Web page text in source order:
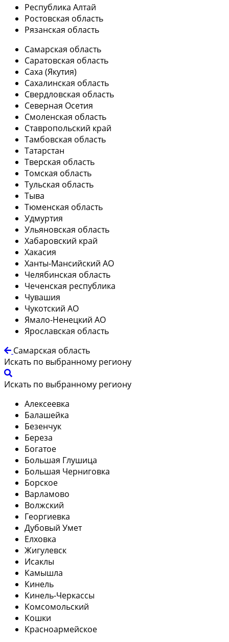
Республика Алтай
Ростовская область
Рязанская область
Самарская область
Саратовская область
Саха (Якутия)
Сахалинская область
Свердловская область
Северная Осетия
Смоленская область
Ставропольский край
Тамбовская область
Татарстан
Тверская область
Томская область
Тульская область
Тыва
Тюменская область
Удмуртия
Ульяновская область
Хабаровский край
Хакасия
Ханты-Мансийский АО
Челябинская область
Чеченская республика
Чувашия
Чукотский АО
Ямало-Ненецкий АО
Ярославская область
Самарская область
Искать по выбранному региону
Искать по выбранному региону
Алексеевка
Балашейка
Безенчук
Береза
Богатое
Большая Глушица
Большая Черниговка
Борское
Варламово
Волжский
Георгиевка
Дубовый Умет
Елховка
Жигулевск
Исаклы
Камышла
Кинель
Кинель-Черкассы
Комсомольский
Кошки
Красноармейское